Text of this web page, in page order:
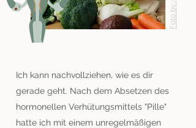
Ich kann nachvollziehen, wie es dir
gerade geht. Nach dem Absetzen des
hormonellen Verhütungsmittels "Pille"
hatte ich mit einem unregelmäßigen